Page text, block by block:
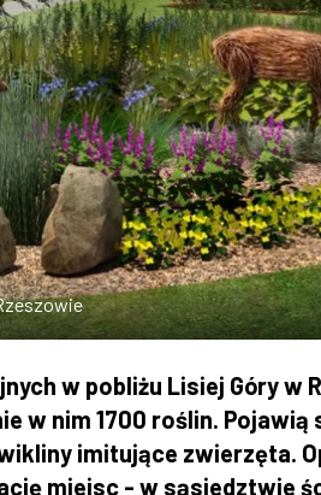
w pobliżu Lisiej Góry w
w nim 1700 roślin.
imitujące zwierzęta.
miejsc - w sąsiedztwie